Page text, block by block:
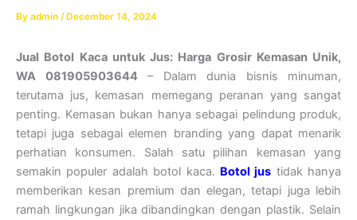
By admin / December 14, 2024
Jual Botol Kaca untuk Jus: Harga Grosir Kemasan Unik,
WA 081905903644– Dalam dunia bisnis minuman,
terutama jus, kemasan memegang peranan yang sangat
penting. Kemasan bukan hanya sebagai pelindung produk,
tetapi juga sebagai elemen branding yang dapat menarik
perhatian konsumen. Salah satu pilihan kemasan yang
semakin populer adalah botol kaca. Botol jus tidak hanya
memberikan kesan premium dan elegan, tetapi juga lebih
ramah lingkungan jika dibandingkan dengan plastik. Selain